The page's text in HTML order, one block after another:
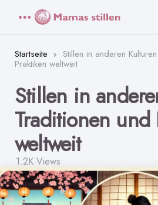
Startseite Stillen in anderen
Praktiken weltweit
Stillen in
Traditionen und
weltweit
1.2K Views